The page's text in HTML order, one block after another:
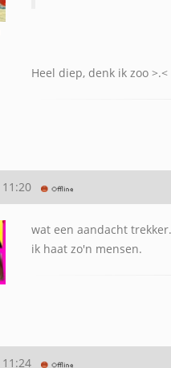
Heel diep, denk ik zoo >.<
11:20
wat een aandacht trekker.
ik haat zo'n mensen.
11:24